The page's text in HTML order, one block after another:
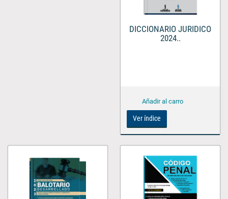
DICCIONARIO JURIDICO
2024..
Ver índice